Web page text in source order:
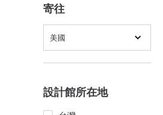
寄往
美國
設計館所在地